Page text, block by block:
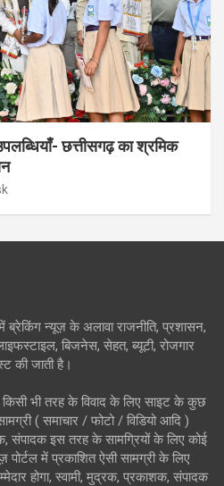
छत्तीसगढ़ का श्रमिक
ब्रेकिंग न्यूज़ के अलावा राजनीति, प्रशासन,
बिजनेस, सेहत, ब्यूटी, रोजगार
की जाती है।
भी तरह के विवाद के लिए साइट के कुछ
( समाचार / फोटो / विडियो आदि )
संपादक इस तरह के सामग्रियों के लिए कोई
पोर्टल में प्रकाशित ऐसी सामग्री के लिए
होगा, स्वामी, मुद्रक, प्रकाशक, संपादक